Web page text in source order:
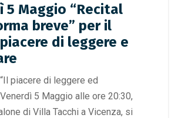
5 Maggio “Recital
breve” per il
di leggere e
piacere di leggere ed
5 Maggio alle ore 20:30,
di Villa Tacchi a Vicenza, si